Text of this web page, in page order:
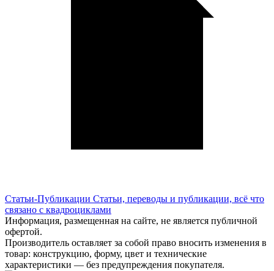
Статьи-Публикации Статьи, переводы и публикации, всё что
связано с квадроциклами
Информация, размещенная на сайте, не является публичной
офертой.
Производитель оставляет за собой право вносить изменения в
товар: конструкцию, форму, цвет и технические
характеристики — без предупреждения покупателя.